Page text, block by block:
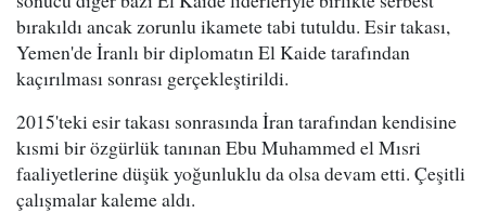
bırakıldı ancak zorunlu ikamete tabi tutuldu. Esir takası,
Yemen'de İranlı bir diplomatın El Kaide tarafından
kaçırılması sonrası gerçekleştirildi.
2015'teki esir takası sonrasında İran tarafından kendisine
kısmi bir özgürlük tanınan Ebu Muhammed el Mısri
faaliyetlerine düşük yoğunluklu da olsa devam etti. Çeşitli
çalışmalar kaleme aldı.